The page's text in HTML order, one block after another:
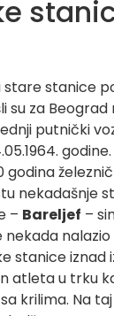
stanice
su za Beograd
putnički
godina
nekadašnje
– Bareljef –
nekada
stanice iznad
atleta u trku
krilima. Na